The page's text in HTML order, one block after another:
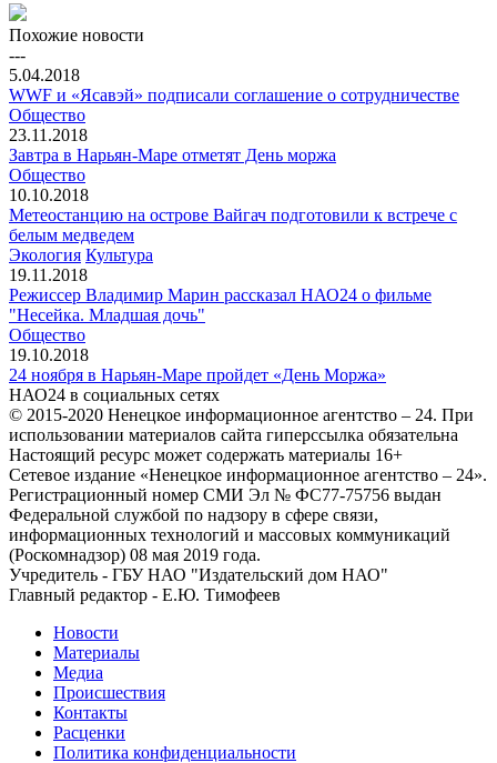
Похожие новости
---
5.04.2018
WWF и «Ясавэй» подписали соглашение о сотрудничестве
Общество
23.11.2018
Завтра в Нарьян-Маре отметят День моржа
Общество
10.10.2018
Метеостанцию на острове Вайгач подготовили к встрече с
белым медведем
Экология Культура
19.11.2018
Режиссер Владимир Марин рассказал НАО24 о фильме
"Несейка. Младшая дочь"
Общество
19.10.2018
24 ноября в Нарьян-Маре пройдет «День Моржа»
НАО24 в социальных сетях
© 2015-2020 Ненецкое информационное агентство – 24. При
использовании материалов сайта гиперссылка обязательна
Настоящий ресурс может содержать материалы 16+
Сетевое издание «Ненецкое информационное агентство – 24».
Регистрационный номер СМИ Эл № ФС77-75756 выдан
Федеральной службой по надзору в сфере связи,
информационных технологий и массовых коммуникаций
(Роскомнадзор) 08 мая 2019 года.
Учредитель - ГБУ НАО "Издательский дом НАО"
Главный редактор - Е.Ю. Тимофеев
Новости
Материалы
Медиа
Происшествия
Контакты
Расценки
Политика конфиденциальности